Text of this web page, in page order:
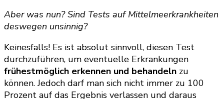
Aber was nun? Sind Tests auf Mittelmeerkrankheiten
deswegen unsinnig?
Keinesfalls! Es ist absolut sinnvoll, diesen Test
durchzuführen, um eventuelle Erkrankungen
frühestmöglich erkennen und behandeln zu
können. Jedoch darf man sich nicht immer zu 100
Prozent auf das Ergebnis verlassen und daraus